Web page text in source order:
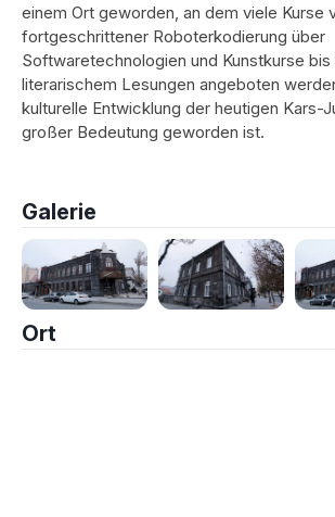
einem Ort geworden, an dem viele Kurse
fortgeschrittener Roboterkodierung über
Softwaretechnologien und Kunstkurse bis
literarischem Lesungen angeboten
kulturelle Entwicklung der heutigen Kars-
großer Bedeutung geworden ist.
Galerie
Ort